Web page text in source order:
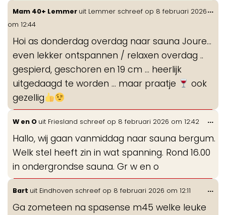
Mam 40+ Lemmer uit Lemmer schreef op 8 februari 2026
om 12:44
Hoi as donderdag overdag naar sauna Joure…
even lekker ontspannen / relaxen overdag ..
gespierd, geschoren en 19 cm … heerlijk
uitgedaagd te worden … maar praatje
ook
gezellig
...
W en O uit Friesland schreef op 8 februari 2026 om 12:42
Hallo, wij gaan vanmiddag naar sauna bergum.
Welk stel heeft zin in wat spanning. Rond 16.00
in ondergrondse sauna. Gr w en o
...
Bart uit Eindhoven schreef op 8 februari 2026 om 12:11
Ga zometeen na spasense m45 welke leuke
...